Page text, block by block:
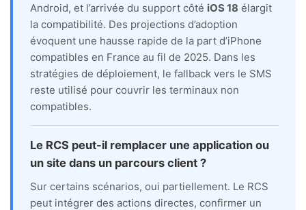
Android, et l’arrivée du support côté iOS 18 élargit
la compatibilité. Des projections d’adoption
évoquent une hausse rapide de la part d’iPhone
compatibles en France au fil de 2025. Dans les
stratégies de déploiement, le fallback vers le SMS
reste utilisé pour couvrir les terminaux non
compatibles.
Le RCS peut-il remplacer une application ou
un site dans un parcours client ?
Sur certains scénarios, oui partiellement. Le RCS
peut intégrer des actions directes, confirmer un